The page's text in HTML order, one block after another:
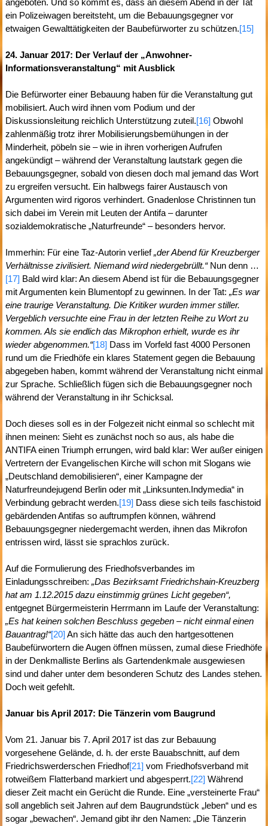
angeboten. Und so kommt es, dass an diesem Abend in der Tat
ein Polizeiwagen bereitsteht, um die Bebauungsgegner vor
etwaigen Gewalttätigkeiten der Baubefürworter zu schützen.[15]
24. Januar 2017: Der Verlauf der „Anwohner-
Informationsveranstaltung“ mit Ausblick
Die Befürworter einer Bebauung haben für die Veranstaltung gut
mobilisiert. Auch wird ihnen vom Podium und der
Diskussionsleitung reichlich Unterstützung zuteil.[16] Obwohl
zahlenmäßig trotz ihrer Mobilisierungsbemühungen in der
Minderheit, pöbeln sie – wie in ihren vorherigen Aufrufen
angekündigt – während der Veranstaltung lautstark gegen die
Bebauungsgegner, sobald von diesen doch mal jemand das Wort
zu ergreifen versucht. Ein halbwegs fairer Austausch von
Argumenten wird rigoros verhindert. Gnadenlose Christinnen tun
sich dabei im Verein mit Leuten der Antifa – darunter
sozialdemokratische „Naturfreunde“ – besonders hervor.
Immerhin: Für eine Taz-Autorin verlief„der Abend für Kreuzberger
Verhältnisse zivilisiert. Niemand wird niedergebrüllt.“Nun denn …
[17] Bald wird klar: An diesem Abend ist für die Bebauungsgegner
mit Argumenten kein Blumentopf zu gewinnen. In der Tat: „Es war
eine traurige Veranstaltung. Die Kritiker wurden immer stiller.
Vergeblich versuchte eine Frau in der letzten Reihe zu Wort zu
kommen. Als sie endlich das Mikrophon erhielt, wurde es ihr
wieder abgenommen.“[18] Dass im Vorfeld fast 4000 Personen
rund um die Friedhöfe ein klares Statement gegen die Bebauung
abgegeben haben, kommt während der Veranstaltung nicht einmal
zur Sprache. Schließlich fügen sich die Bebauungsgegner noch
während der Veranstaltung in ihr Schicksal.
Doch dieses soll es in der Folgezeit nicht einmal so schlecht mit
ihnen meinen: Sieht es zunächst noch so aus, als habe die
ANTIFA einen Triumph errungen, wird bald klar: Wer außer einigen
Vertretern der Evangelischen Kirche will schon mit Slogans wie
„Deutschland demobilisieren“, einer Kampagne der
Naturfreundejugend Berlin oder mit „Linksunten.Indymedia“ in
Verbindung gebracht werden.[19] Dass diese sich teils faschistoid
gebärdenden Antifas so auftrumpfen können, während
Bebauungsgegner niedergemacht werden, ihnen das Mikrofon
entrissen wird, lässt sie sprachlos zurück.
Auf die Formulierung des Friedhofsverbandes im
Einladungsschreiben: „Das Bezirksamt Friedrichshain-Kreuzberg
hat am 1.12.2015 dazu einstimmig grünes Licht gegeben“,
entgegnet Bürgermeisterin Herrmann im Laufe der Veranstaltung:
„Es hat keinen solchen Beschluss gegeben – nicht einmal einen
Bauantrag!“[20] An sich hätte das auch den hartgesottenen
Baubefürwortern die Augen öffnen müssen, zumal diese Friedhöfe
in der Denkmalliste Berlins als Gartendenkmale ausgewiesen
sind und daher unter dem besonderen Schutz des Landes stehen.
Doch weit gefehlt.
Januar bis April 2017: Die Tänzerin vom Baugrund
Vom 21. Januar bis 7. April 2017 ist das zur Bebauung
vorgesehene Gelände, d. h. der erste Bauabschnitt, auf dem
Friedrichswerderschen Friedhof[21] vom Friedhofsverband mit
rotweißem Flatterband markiert und abgesperrt.[22] Während
dieser Zeit macht ein Gerücht die Runde. Eine „versteinerte Frau“
soll angeblich seit Jahren auf dem Baugrundstück „leben“ und es
sogar „bewachen“. Jemand gibt ihr den Namen: „Die Tänzerin